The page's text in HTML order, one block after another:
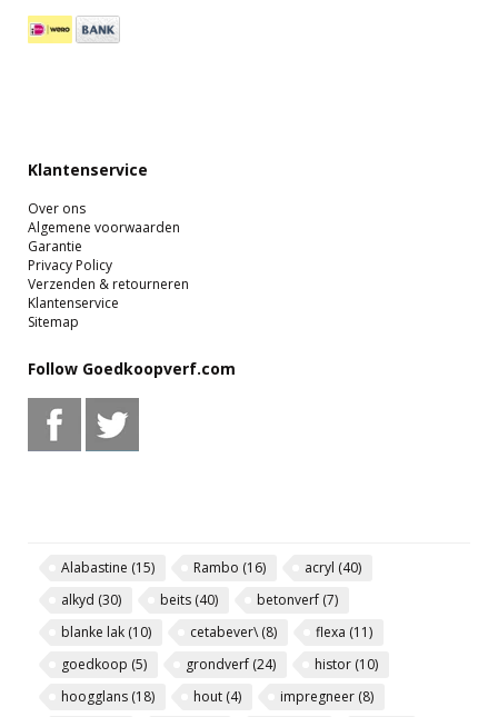
Klantenservice
Over ons
Algemene voorwaarden
Garantie
Privacy Policy
Verzenden & retourneren
Klantenservice
Sitemap
Follow Goedkoopverf.com
Alabastine (15) Rambo (16) acryl (40)
alkyd (30) beits (40) betonverf (7)
blanke lak (10) cetabever\(8) flexa (11)
goedkoop (5) grondverf (24) histor (10)
hoogglans (18) hout (4) impregneer (8)